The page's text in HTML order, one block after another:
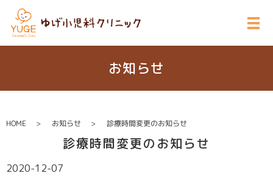
お知らせ
HOME お知らせ 診療時間変更のお知らせ
診療時間変更のお知らせ
2020-12-07